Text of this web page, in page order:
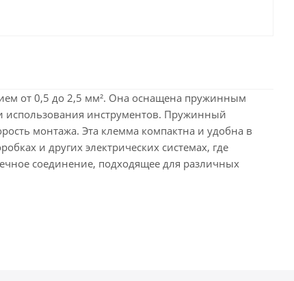
от 0,5 до 2,5 мм². Она оснащена пружинным
использования инструментов. Пружинный
монтажа. Эта клемма компактна и удобна в
и других электрических системах, где
соединение, подходящее для различных